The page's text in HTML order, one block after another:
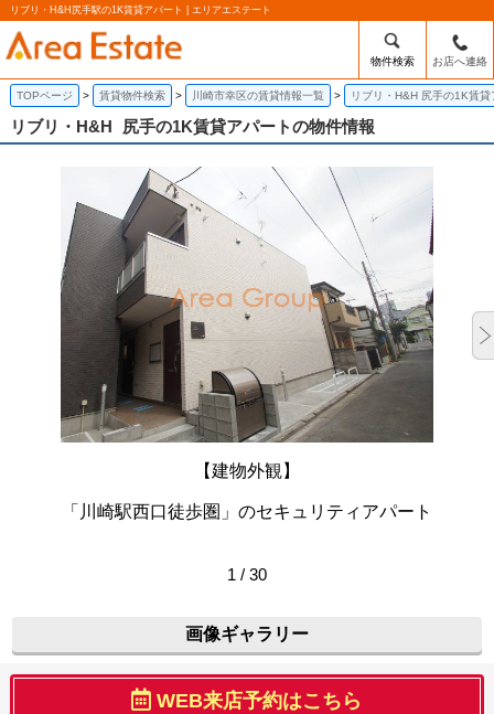
リブリ・H&H尻手駅の1K賃貸アパート | エリアエステート
物件検索 お店へ連絡
TOPページ 賃貸物件検索 川崎市幸区の賃貸情報一覧 リブリ・H&H 尻手の1K賃貸
リブリ・H&H 尻手の1K賃貸アパートの物件情報
【建物外観】
「川崎駅西口徒歩圏」のセキュリティアパート
1 / 30
画像ギャラリー
WEB来店予約はこちら